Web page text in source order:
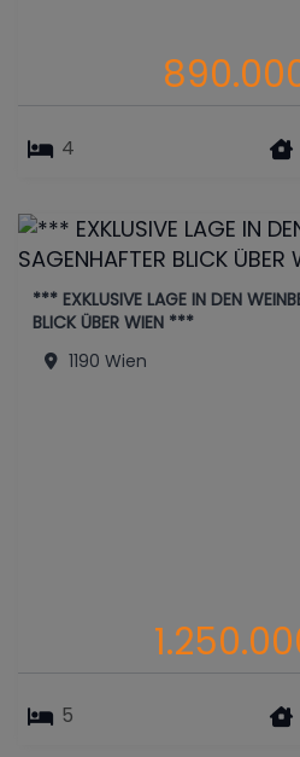
4
*** EXKLUSIVE LAGE IN DEN
BLICK ÜBER WIEN ***
1190 Wien
5